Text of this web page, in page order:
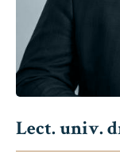
Lect. univ.